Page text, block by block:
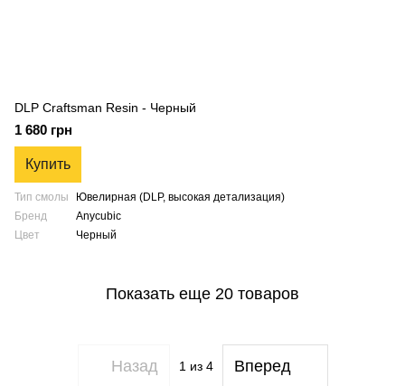
DLP Craftsman Resin - Черный
1 680 грн
Купить
Тип смолы
Ювелирная (DLP, высокая детализация)
Бренд
Anycubic
Цвет
Черный
Показать еще 20 товаров
Назад 1 из 4 Вперед